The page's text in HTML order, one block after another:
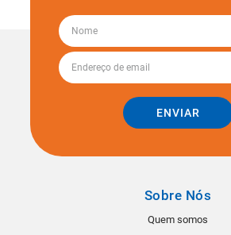
ENVIAR
Sobre Nós
Quem somos